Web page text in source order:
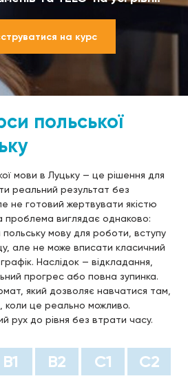
на курс
польської
мови в Луцьку — це рішення для
реальний результат без
не готовий жертвувати якістю
проблема виглядає однаково:
мову для роботи, вступу
але не може вписати класичний
Наслідок — відкладання,
прогрес або повна зупинка.
який дозволяє навчатися там,
коли це реально можливо.
рух до рівня без втрати часу.
B1 B2 С1 С2